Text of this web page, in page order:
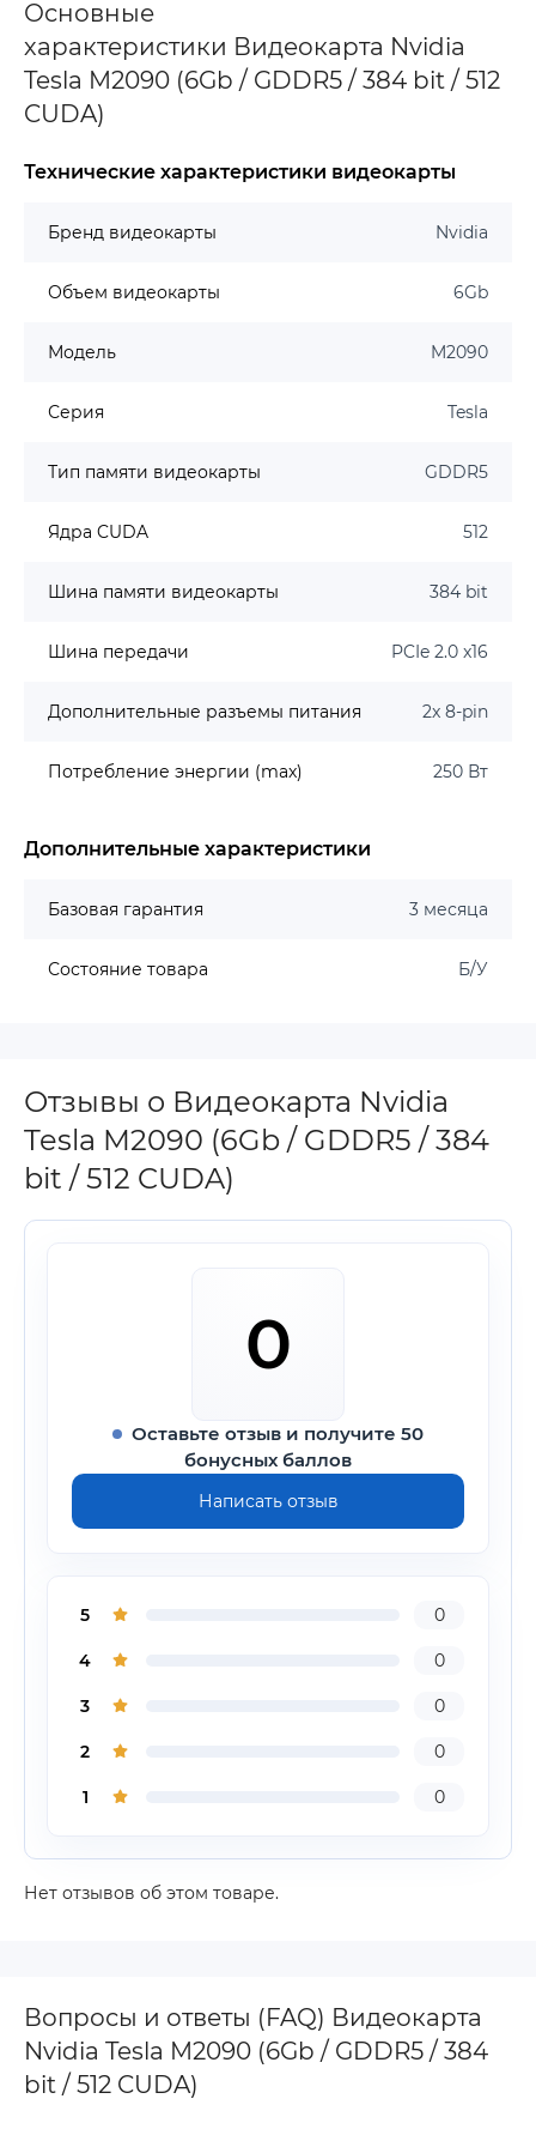
Основные
характеристики Видеокарта Nvidia
Tesla M2090 (6Gb / GDDR5 / 384 bit / 512
CUDA)
Технические характеристики видеокарты
Бренд видеокарты Nvidia
Объем видеокарты 6Gb
Модель M2090
Серия Tesla
Тип памяти видеокарты GDDR5
Ядра CUDA 512
Шина памяти видеокарты 384 bit
Шина передачи PCIe 2.0 x16
Дополнительные разъемы питания 2x 8-pin
Потребление энергии (max) 250 Вт
Дополнительные характеристики
Базовая гарантия 3 месяца
Состояние товара Б/У
Отзывы о Видеокарта Nvidia
Tesla M2090 (6Gb / GDDR5 / 384
bit / 512 CUDA)
0
Оставьте отзыв и получите 50
бонусных баллов
Написать отзыв
5 0
4 0
3 0
2 0
1 0
Нет отзывов об этом товаре.
Вопросы и ответы (FAQ) Видеокарта
Nvidia Tesla M2090 (6Gb / GDDR5 / 384
bit / 512 CUDA)